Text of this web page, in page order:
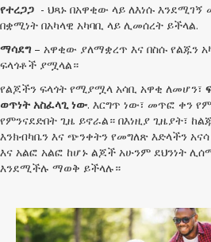
የተረጋጋ - ህጻኑ በአዋቂው ላይ ለእነሱ
በቋሚነት በአካላዊ አካባቢ ላይ ሊመሰረት ይችላል.
ማሳደግ– አዋቂው ያለማቋረጥ እና በስሱ የልጁን
ፍላጎቶች ያሟላል።
የልጆችን ፍላጎት የሚያሟላ አሳቢ አዋቂ ለመሆን፣
ወጥነት አስፈላጊ ነው. እርግጥ ነው፣ መጥፎ ቀን
የምንናደድበት ጊዜ ይኖራል። በእነዚያ ጊዜያት፣
እንክብካቤን እና ጭንቀትን የመግለጽ እድላችን
እና አልፎ አልፎ ከሆኑ ልጆች አሁንም ደህንነት
እንደሚችሉ ማወቅ ይችላሉ።